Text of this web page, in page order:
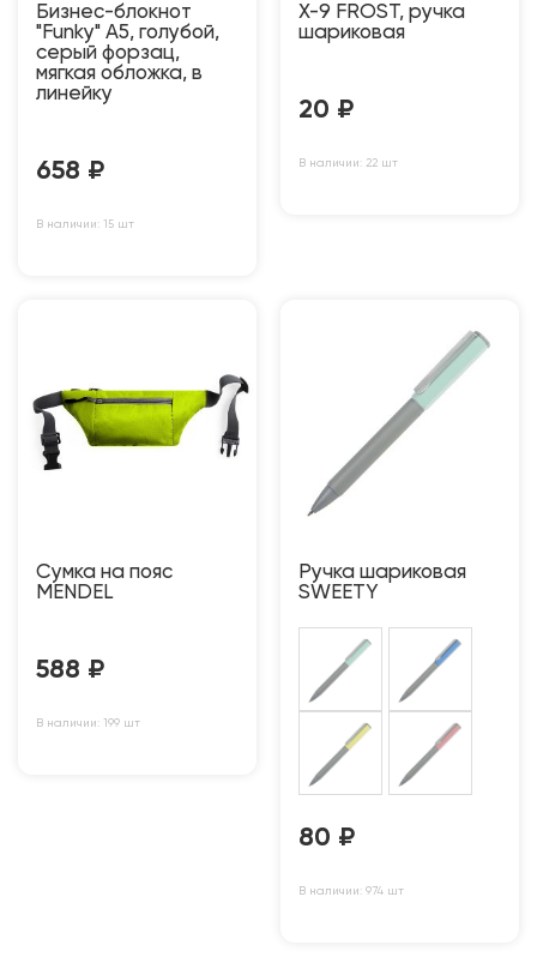
Бизнес-блокнот
"Funky" А5, голубой,
серый форзац,
мягкая обложка, в
линейку
658 ₽
В наличии: 15 шт
Х-9 FROST, ручка
шариковая
20 ₽
В наличии: 22 шт
Сумка на пояс
MENDEL
588 ₽
В наличии: 199 шт
Ручка шариковая
SWEETY
80 ₽
В наличии: 974 шт